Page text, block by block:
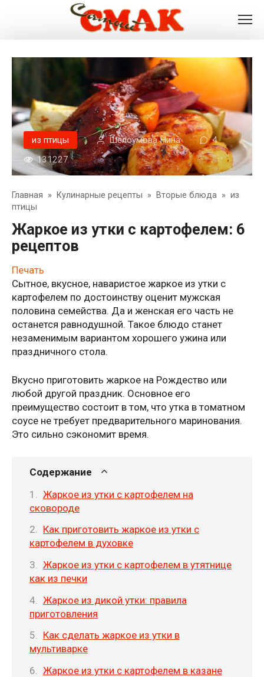
из птицы Шелоумова Нина
4
131227
Главная » Кулинарные рецепты » Вторые блюда » из
птицы
Жаркое из утки с картофелем: 6
рецептов
Печать
Сытное, вкусное, наваристое жаркое из утки с
картофелем по достоинству оценит мужская
половина семейства. Да и женская его часть не
останется равнодушной. Такое блюдо станет
незаменимым вариантом хорошего ужина или
праздничного стола.
Вкусно приготовить жаркое на Рождество или
любой другой праздник. Основное его
преимущество состоит в том, что утка в томатном
соусе не требует предварительного маринования.
Это сильно сэкономит время.
Содержание
Жаркое из утки с картофелем на
сковороде
Как приготовить жаркое из утки с
картофелем в духовке
Жаркое из утки с картофелем в утятнице
как из печки
Жаркое из дикой утки: правила
приготовления
Как сделать жаркое из утки в
мультиварке
Жаркое из утки с картофелем в казане